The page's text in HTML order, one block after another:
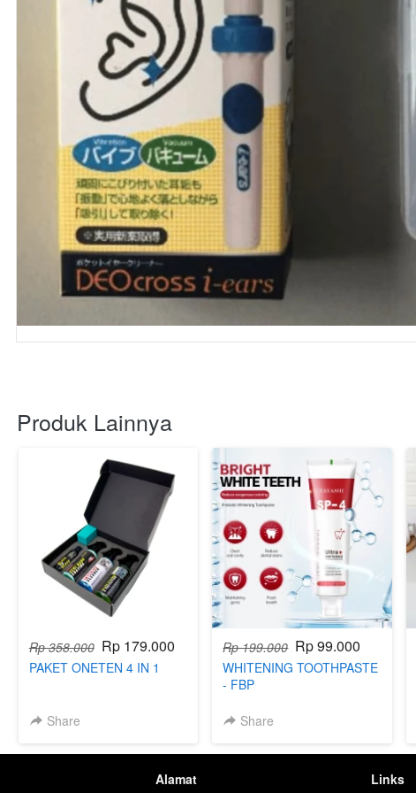
Produk Lainnya
Rp 358.000 Rp 179.000
PAKET ONETEN 4 IN 1
Share
Rp 199.000 Rp 99.000
WHITENING TOOTHPASTE
- FBP
Share
Alamat Links